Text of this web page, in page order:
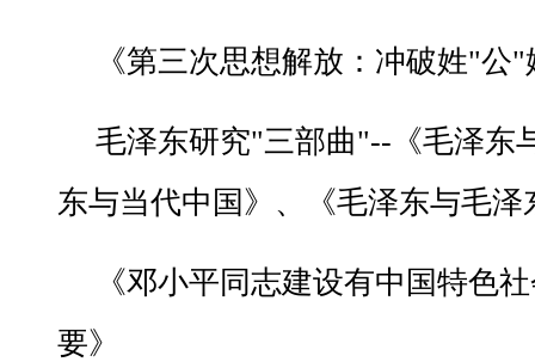
《第三次思想解放：冲破姓"公
毛泽东研究"三部曲"--《毛泽东
东与当代中国》、《毛泽东与毛
《邓小平同志建设有中国特色
要》